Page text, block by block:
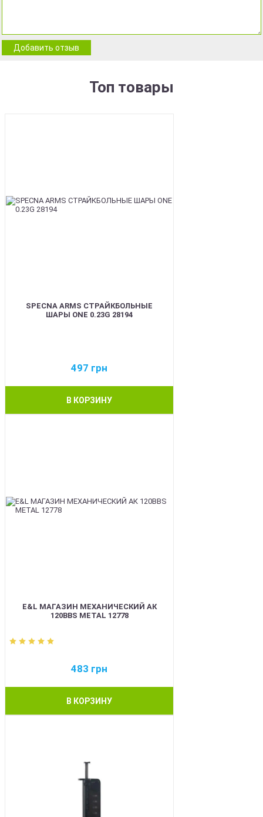
Добавить отзыв
Топ товары
SPECNA ARMS СТРАЙКБОЛЬНЫЕ
ШАРЫ ONE 0.23G 28194
497 грн
В КОРЗИНУ
E&L МАГАЗИН МЕХАНИЧЕСКИЙ АК
120BBS METAL 12778
483 грн
В КОРЗИНУ